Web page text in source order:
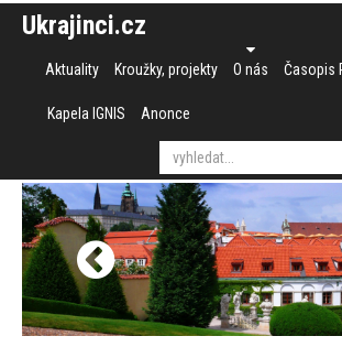
Ukrajinci.cz
Aktuality Kroužky, projekty O nás Časopis
Kapela IGNIS Anonce